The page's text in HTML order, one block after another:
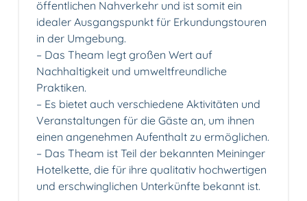
öffentlichen Nahverkehr und ist somit ein
idealer Ausgangspunkt für Erkundungstouren
in der Umgebung.
– Das Theam legt großen Wert auf
Nachhaltigkeit und umweltfreundliche
Praktiken.
– Es bietet auch verschiedene Aktivitäten und
Veranstaltungen für die Gäste an, um ihnen
einen angenehmen Aufenthalt zu ermöglichen.
– Das Theam ist Teil der bekannten Meininger
Hotelkette, die für ihre qualitativ hochwertigen
und erschwinglichen Unterkünfte bekannt ist.